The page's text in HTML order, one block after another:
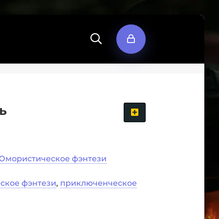
фэнтези
фэнтези, приключенческое